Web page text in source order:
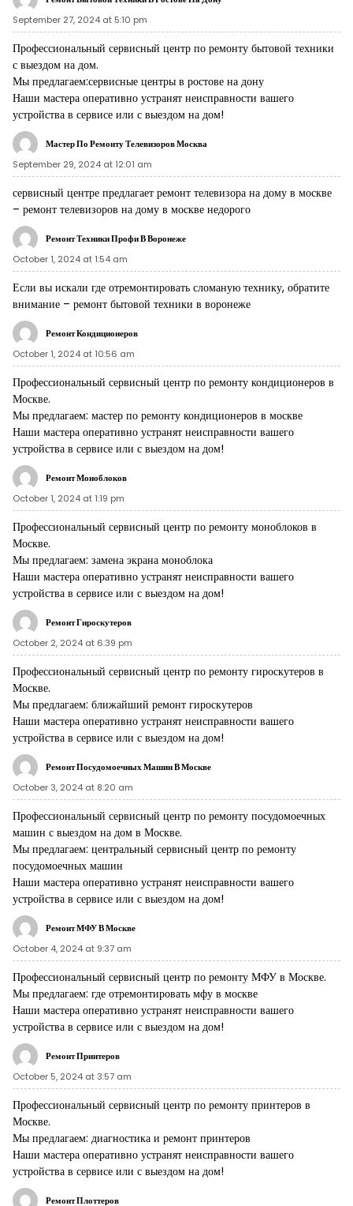
September 27, 2024 at 5:10 pm
Профессиональный сервисный центр по ремонту бытовой техники
с выездом на дом.
Мы предлагаем:сервисные центры в ростове на дону
Наши мастера оперативно устранят неисправности вашего
устройства в сервисе или с выездом на дом!
Мастер По Ремонту Телевизоров Москва
September 29, 2024 at 12:01 am
сервисный центре предлагает ремонт телевизора на дому в москве
– ремонт телевизоров на дому в москве недорого
Ремонт Техники Профи В Воронеже
October 1, 2024 at 1:54 am
Если вы искали где отремонтировать сломаную технику, обратите
внимание – ремонт бытовой техники в воронеже
Ремонт Кондиционеров
October 1, 2024 at 10:56 am
Профессиональный сервисный центр по ремонту кондиционеров в
Москве.
Мы предлагаем: мастер по ремонту кондиционеров в москве
Наши мастера оперативно устранят неисправности вашего
устройства в сервисе или с выездом на дом!
Ремонт Моноблоков
October 1, 2024 at 1:19 pm
Профессиональный сервисный центр по ремонту моноблоков в
Москве.
Мы предлагаем: замена экрана моноблока
Наши мастера оперативно устранят неисправности вашего
устройства в сервисе или с выездом на дом!
Ремонт Гироскутеров
October 2, 2024 at 6:39 pm
Профессиональный сервисный центр по ремонту гироскутеров в
Москве.
Мы предлагаем: ближайший ремонт гироскутеров
Наши мастера оперативно устранят неисправности вашего
устройства в сервисе или с выездом на дом!
Ремонт Посудомоечных Машин В Москве
October 3, 2024 at 8:20 am
Профессиональный сервисный центр по ремонту посудомоечных
машин с выездом на дом в Москве.
Мы предлагаем: центральный сервисный центр по ремонту
посудомоечных машин
Наши мастера оперативно устранят неисправности вашего
устройства в сервисе или с выездом на дом!
Ремонт МФУ В Москве
October 4, 2024 at 9:37 am
Профессиональный сервисный центр по ремонту МФУ в Москве.
Мы предлагаем: где отремонтировать мфу в москве
Наши мастера оперативно устранят неисправности вашего
устройства в сервисе или с выездом на дом!
Ремонт Принтеров
October 5, 2024 at 3:57 am
Профессиональный сервисный центр по ремонту принтеров в
Москве.
Мы предлагаем: диагностика и ремонт принтеров
Наши мастера оперативно устранят неисправности вашего
устройства в сервисе или с выездом на дом!
Ремонт Плоттеров